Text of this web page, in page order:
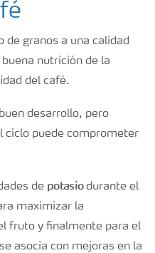
de granos a una calidad
nutrición de la
del café.
desarrollo, pero
ciclo puede comprometer
de potasiodurante el
maximizar la
fruto y finalmente para el
asocia con mejoras en la